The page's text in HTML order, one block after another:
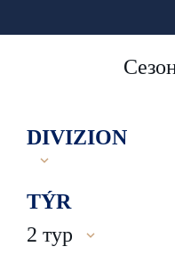
DIVIZION
TÝR
2 тур